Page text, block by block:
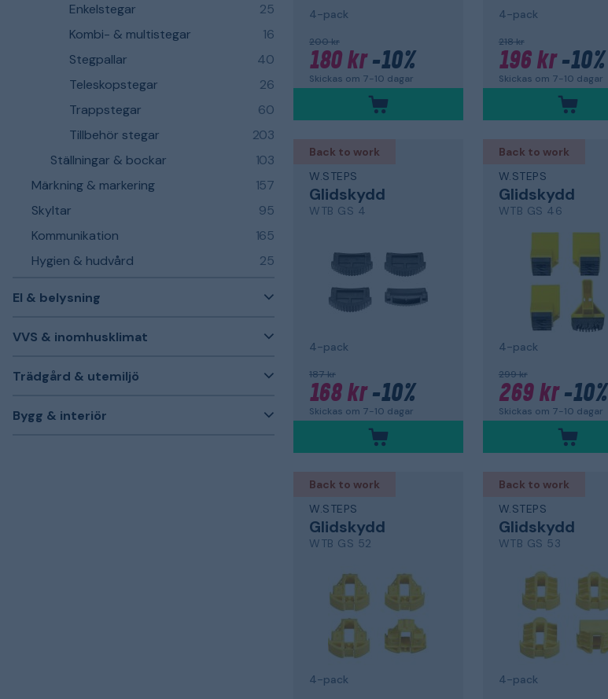
Enkelstegar
25
Kombi- & multistegar
16
Stegpallar
40
Teleskopstegar
26
Trappstegar
60
Tillbehör stegar
203
Ställningar & bockar
103
Märkning & markering
157
Skyltar
95
Kommunikation
165
Hygien & hudvård
25
El & belysning
VVS & inomhusklimat
Trädgård & utemiljö
Bygg & interiör
4-pack
200 kr
180 kr-10%
Skickas om 7-10 dagar
4-pack
218 kr
196 kr-10%
Skickas om 7-10 dagar
Back to work
W.STEPS
Glidskydd
WTB GS 4
4-pack
187 kr
168 kr-10%
Skickas om 7-10 dagar
Back to work
W.STEPS
Glidskydd
WTB GS 46
4-pack
299 kr
269 kr-10%
Skickas om 7-10 dagar
Back to work
W.STEPS
Glidskydd
WTB GS 52
4-pack
Back to work
W.STEPS
Glidskydd
WTB GS 53
4-pack